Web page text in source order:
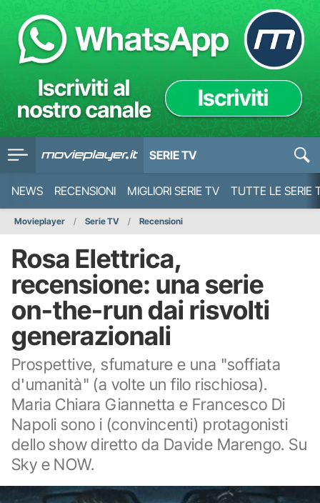
SERIE TV
NEWS RECENSIONI MIGLIORI SERIE TV TUTTE LE SERIE
Movieplayer Serie TV Recensioni
Rosa Elettrica,
recensione: una serie
on-the-run dai risvolti
generazionali
Prospettive, sfumature e una "soffiata
d'umanità" (a volte un filo rischiosa).
Maria Chiara Giannetta e Francesco Di
Napoli sono i (convincenti) protagonisti
dello show diretto da Davide Marengo. Su
Sky e NOW.